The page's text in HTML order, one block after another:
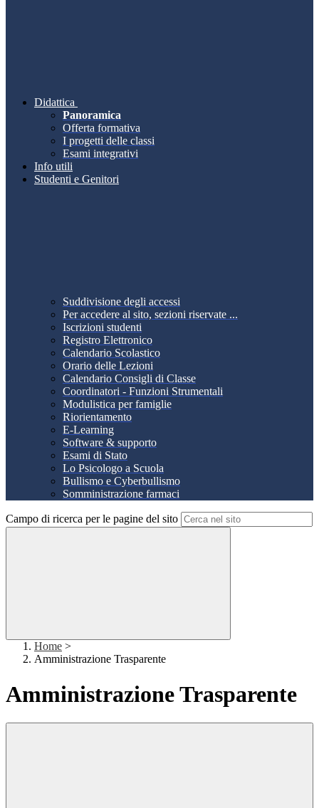
Didattica
Panoramica
Offerta formativa
I progetti delle classi
Esami integrativi
Info utili
Studenti e Genitori
Suddivisione degli accessi
Per accedere al sito, sezioni riservate ...
Iscrizioni studenti
Registro Elettronico
Calendario Scolastico
Orario delle Lezioni
Calendario Consigli di Classe
Coordinatori - Funzioni Strumentali
Modulistica per famiglie
Riorientamento
E-Learning
Software & supporto
Esami di Stato
Lo Psicologo a Scuola
Bullismo e Cyberbullismo
Somministrazione farmaci
Campo di ricerca per le pagine del sito
Home >
Amministrazione Trasparente
Amministrazione Trasparente